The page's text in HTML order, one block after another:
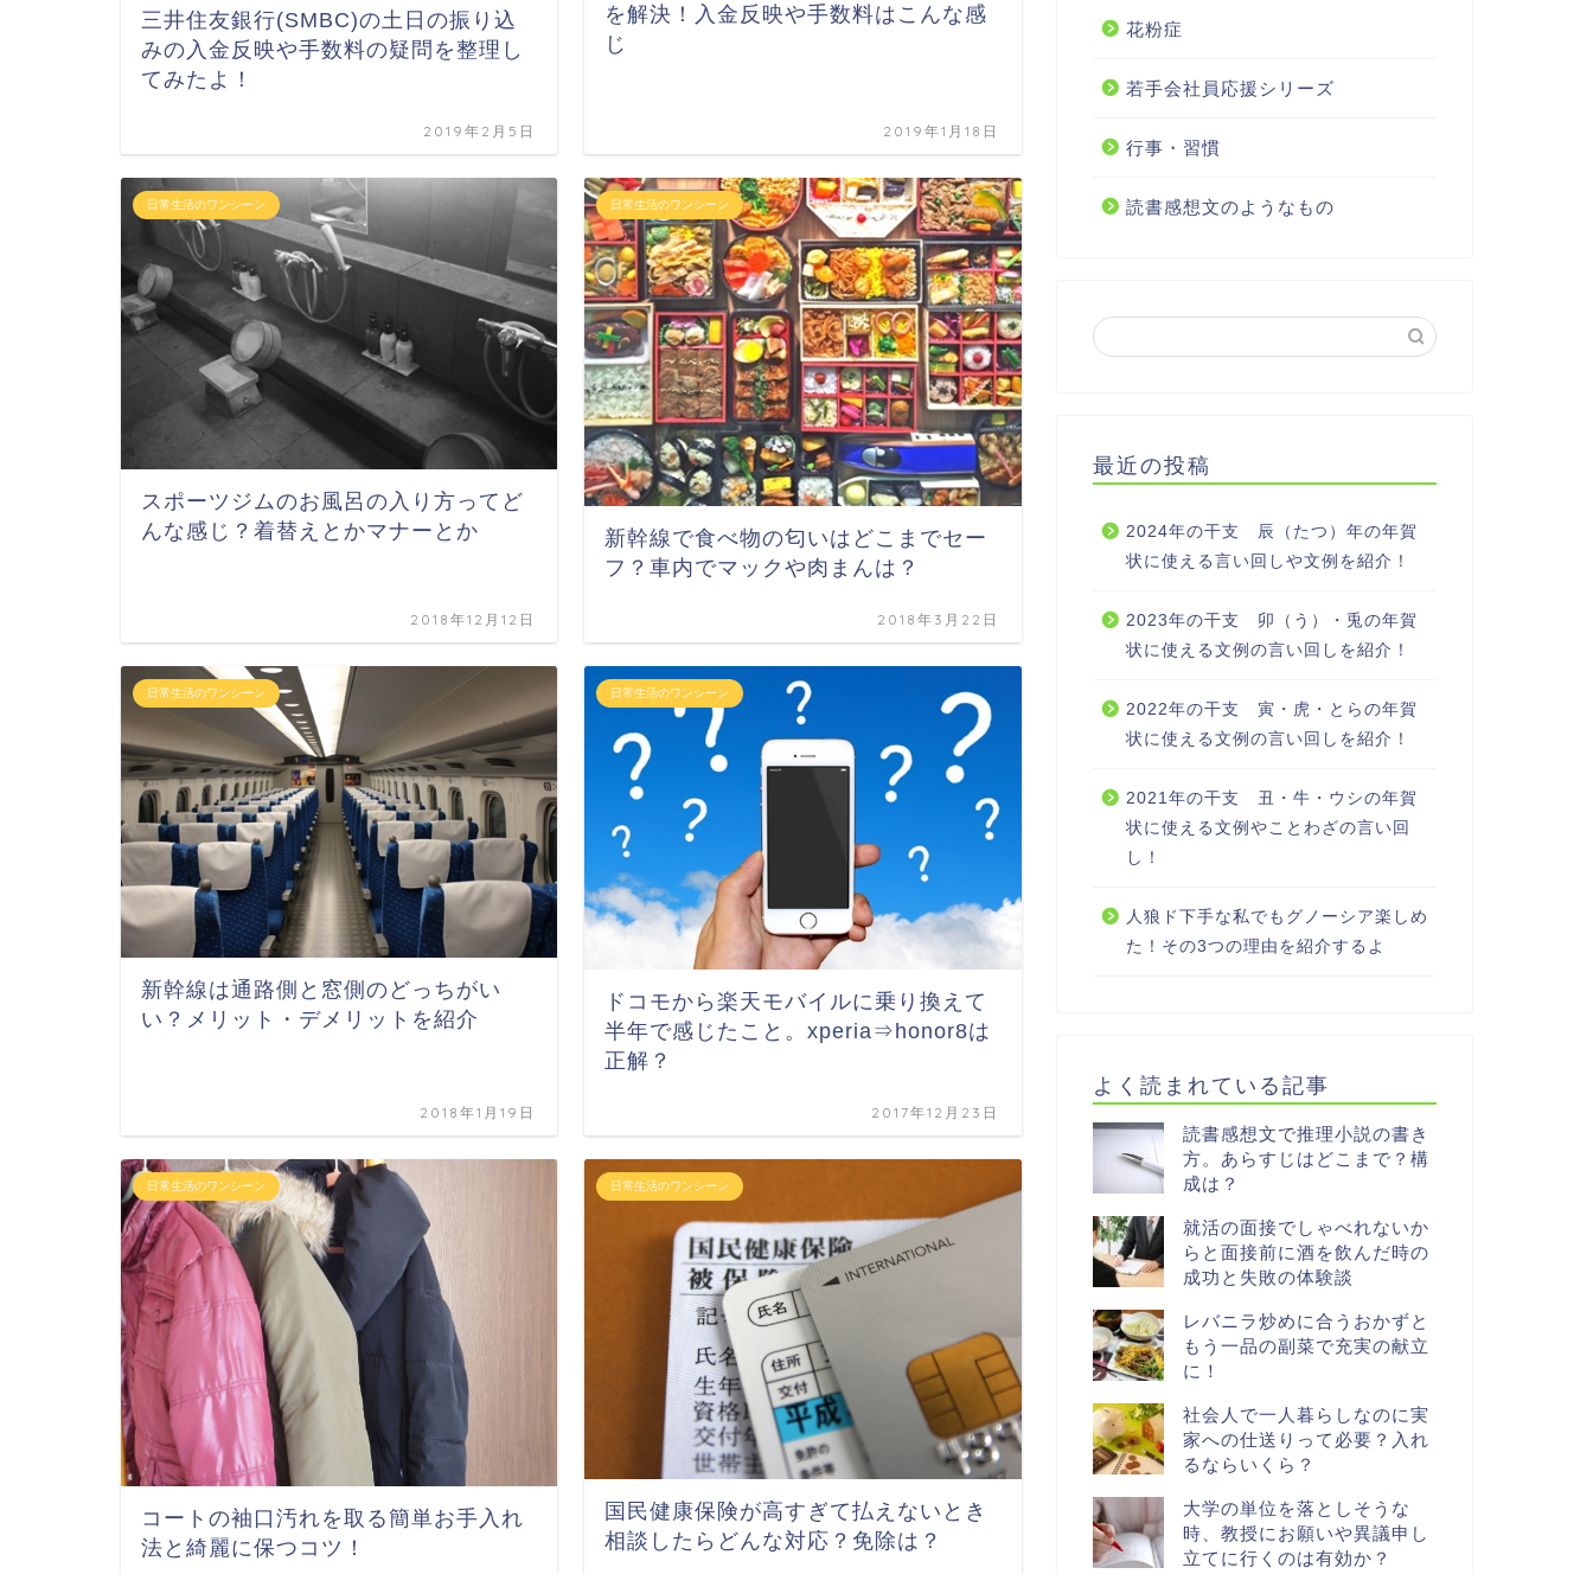
三井住友銀行(SMBC)の土日の振り込
みの入金反映や手数料の疑問を整理し
てみたよ！
2019年2月5日
を解決！入金反映や手数料はこんな感
じ
2019年1月18日
日常生活のワンシーン
スポーツジムのお風呂の入り方ってど
んな感じ？着替えとかマナーとか
2018年12月12日
日常生活のワンシーン
新幹線で食べ物の匂いはどこまでセー
フ？車内でマックや肉まんは？
2018年3月22日
日常生活のワンシーン
新幹線は通路側と窓側のどっちがい
い？メリット・デメリットを紹介
2018年1月19日
日常生活のワンシーン
ドコモから楽天モバイルに乗り換えて
半年で感じたこと。xperia⇒honor8は
正解？
2017年12月23日
日常生活のワンシーン
コートの袖口汚れを取る簡単お手入れ
法と綺麗に保つコツ！
日常生活のワンシーン
国民健康保険が高すぎて払えないとき
相談したらどんな対応？免除は？
花粉症
若手会社員応援シリーズ
行事・習慣
読書感想文のようなもの
最近の投稿
2024年の干支 辰（たつ）年の年賀
状に使える言い回しや文例を紹介！
2023年の干支 卯（う）・兎の年賀
状に使える文例の言い回しを紹介！
2022年の干支 寅・虎・とらの年賀
状に使える文例の言い回しを紹介！
2021年の干支 丑・牛・ウシの年賀
状に使える文例やことわざの言い回
し！
人狼ド下手な私でもグノーシア楽しめ
た！その3つの理由を紹介するよ
よく読まれている記事
読書感想文で推理小説の書き
方。あらすじはどこまで？構
成は？
就活の面接でしゃべれないか
らと面接前に酒を飲んだ時の
成功と失敗の体験談
レバニラ炒めに合うおかずと
もう一品の副菜で充実の献立
に！
社会人で一人暮らしなのに実
家への仕送りって必要？入れ
るならいくら？
大学の単位を落としそうな
時、教授にお願いや異議申し
立てに行くのは有効か？